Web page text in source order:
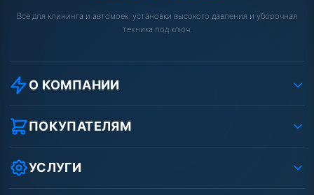
Всё для клининга и автомоек: установки высокого давления и уборочная
техника под ключ.
О КОМПАНИИ
О компании
Реквизиты ООО «Шоп АВД»
Защита данных клиента
Условия соглашения
Вакансии
ПОКУПАТЕЛЯМ
Как заказать?
Оплата
Доставка
УСЛУГИ
Ремонт АВД